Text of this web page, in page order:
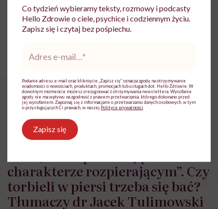
i
Treści zawarte w serwisie mają wyłącznie
charakter informacyjny i nie stanowią porady
lekarskiej. Pamiętaj, że w przypadku
problemów ze zdrowiem należy bezwzględnie
„Torbiele najczęściej nie dają
dolegliwości, ale zdarzają się i
charakterze rozpierającym”. Czy
torbieli w piersi trzeba się bać?
Tłumaczy dr Jacek Tulimowski
Co tydzień wybieramy teksty, rozmowy i podcasty
Hello Zdrowie o ciele, psychice i codziennym życiu.
Zapisz się i czytaj bez pośpiechu.
mail*
Podanie adresu e-mail oraz kliknięcie „Zapisz się” oznacza zgodę na otrzymywanie
wiadomości o nowościach, produktach, promocjach lub usługach dot. Hello Zdrowie. W
dowolnym momencie możesz zrezygnować z otrzymywania newslettera. Wycofanie
zgody nie ma wpływu na zgodność z prawem przetwarzania, którego dokonano przed
jej wycofaniem. Zapoznaj się z informacjami o przetwarzaniu danych osobowych, w tym
o przysługujących Ci prawach, w naszej Polityce prywatności
Zapisz się